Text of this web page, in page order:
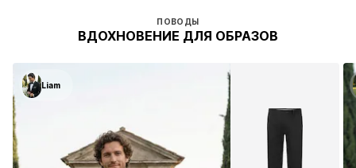
ПОВОДЫ
ВДОХНОВЕНИЕ ДЛЯ ОБРАЗОВ
Liam